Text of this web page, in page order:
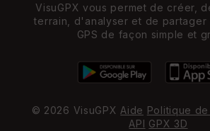
VisuGPX vous permet de créer,
terrain, d'analyser et de partager
GPS de façon simple et
© 2026 VisuGPX Aide Politique
API GPX 3D